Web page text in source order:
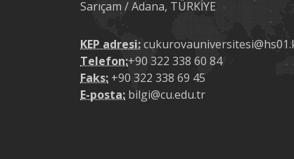
Sarıçam / Adana, TÜRKİYE
KEP adresi:
Telefon:+90 322 338 60 84
Faks: +90 322 338 69 45
E-posta: bilgi@cu.edu.tr